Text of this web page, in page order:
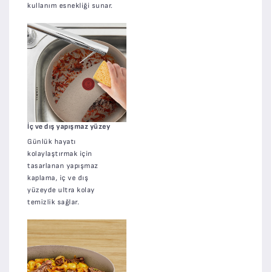
kullanım esnekliği sunar.
İç ve dış yapışmaz yüzey
Günlük hayatı
kolaylaştırmak için
tasarlanan yapışmaz
kaplama, iç ve dış
yüzeyde ultra kolay
temizlik sağlar.